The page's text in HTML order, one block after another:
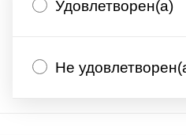
Удовлетворен(а)
Не